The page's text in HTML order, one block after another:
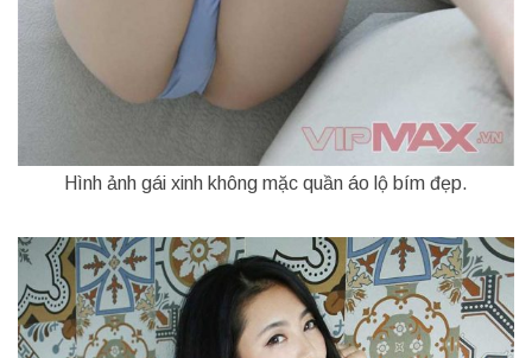
Hình ảnh gái xinh không mặc quần áo lộ bím đẹp.